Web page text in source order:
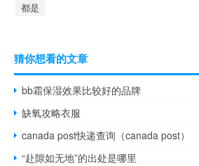
都是
猜你想看的文章
bb霜保湿效果比较好的品牌
缺氧攻略衣服
canada post快递查询（canada post）
“赴隙如无地”的出处是哪里